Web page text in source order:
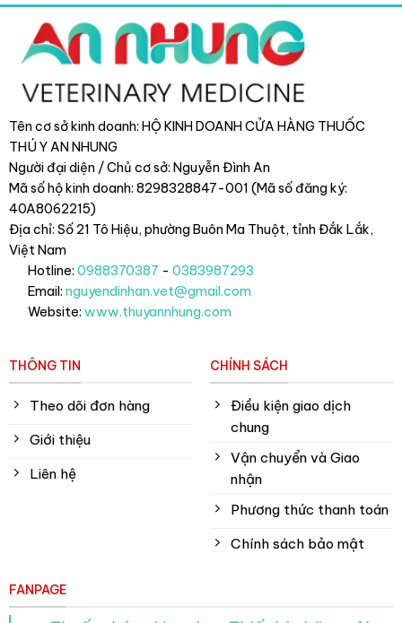
Tên cơ sở kinh doanh: HỘ KINH DOANH CỬA HÀNG THUỐC
THÚ Y AN NHUNG
Người đại diện / Chủ cơ sở: Nguyễn Đình An
Mã số hộ kinh doanh: 8298328847-001 (Mã số đăng ký:
40A8062215)
Địa chỉ: Số 21 Tô Hiệu, phường Buôn Ma Thuột, tỉnh Đắk Lắk,
Việt Nam
Hotline: 0988370387 - 0383987293
Email: nguyendinhan.vet@gmail.com
Website: www.thuyannhung.com
THÔNG TIN
Theo dõi đơn hàng
Giới thiệu
Liên hệ
CHÍNH SÁCH
Điều kiện giao dịch
chung
Vận chuyển và Giao
nhận
Phương thức thanh toán
Chính sách bảo mật
FANPAGE